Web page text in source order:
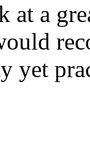
at a
yet